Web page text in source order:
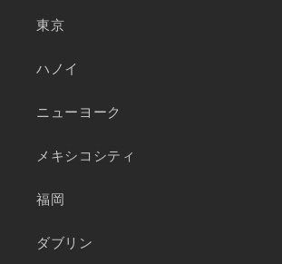
東京
ハノイ
ニューヨーク
メキシコシティ
福岡
ダブリン